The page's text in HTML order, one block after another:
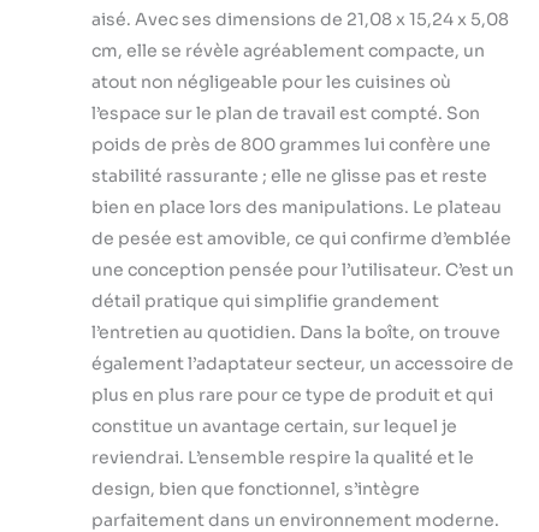
rincée
directement à
l'eau. Dimensions
du produit : 21,1 x
S'adapte sans
effort sur votre
plan de travail sans
prendre beaucoup
de place. Fonction
de comptage de
base : pas besoin
de calculer le
nombre
d'ingrédients
manuellement.
Utilisez la fonction
de comptage de
base pour garantir
des rapports
aisé. Avec ses dimensions de 21,08 x 15,24 x 5,08
cm, elle se révèle agréablement compacte, un
atout non négligeable pour les cuisines où
l’espace sur le plan de travail est compté. Son
poids de près de 800 grammes lui confère une
stabilité rassurante ; elle ne glisse pas et reste
bien en place lors des manipulations. Le plateau
de pesée est amovible, ce qui confirme d’emblée
une conception pensée pour l’utilisateur. C’est un
détail pratique qui simplifie grandement
l’entretien au quotidien. Dans la boîte, on trouve
également l’adaptateur secteur, un accessoire de
plus en plus rare pour ce type de produit et qui
constitue un avantage certain, sur lequel je
reviendrai. L’ensemble respire la qualité et le
design, bien que fonctionnel, s’intègre
parfaitement dans un environnement moderne.